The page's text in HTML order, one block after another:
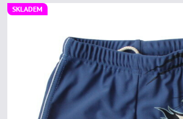
SKLADEM